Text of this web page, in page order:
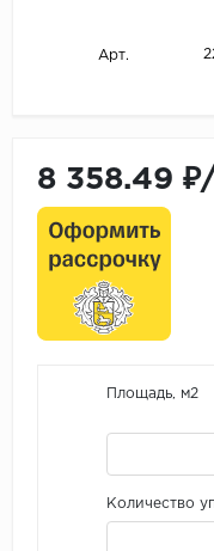
Арт.
8 358.49
Площадь, м2
Количество